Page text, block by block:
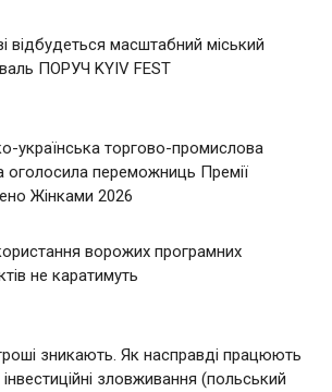
відбудеться масштабний міський
ПОРУЧ KYIV FEST
українська торгово-промислова
оголосила переможниць Премії
Жінками 2026
ворожих програмних
не каратимуть
зникають. Як насправді працюють
інвестиційні зловживання (польський